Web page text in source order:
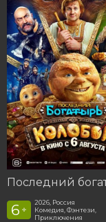
6 +
2026, Россия
Комедия, Фэнтези,
Приключения